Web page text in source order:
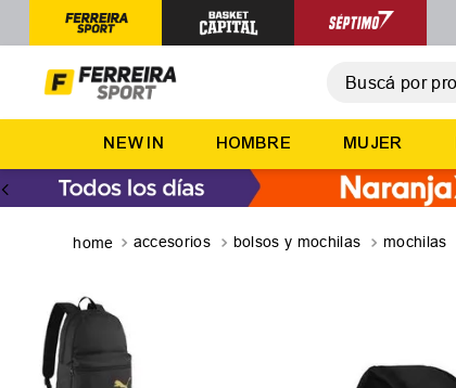
NEW IN HOMBRE MUJER
accesorios bolsos y mochilas mochilas